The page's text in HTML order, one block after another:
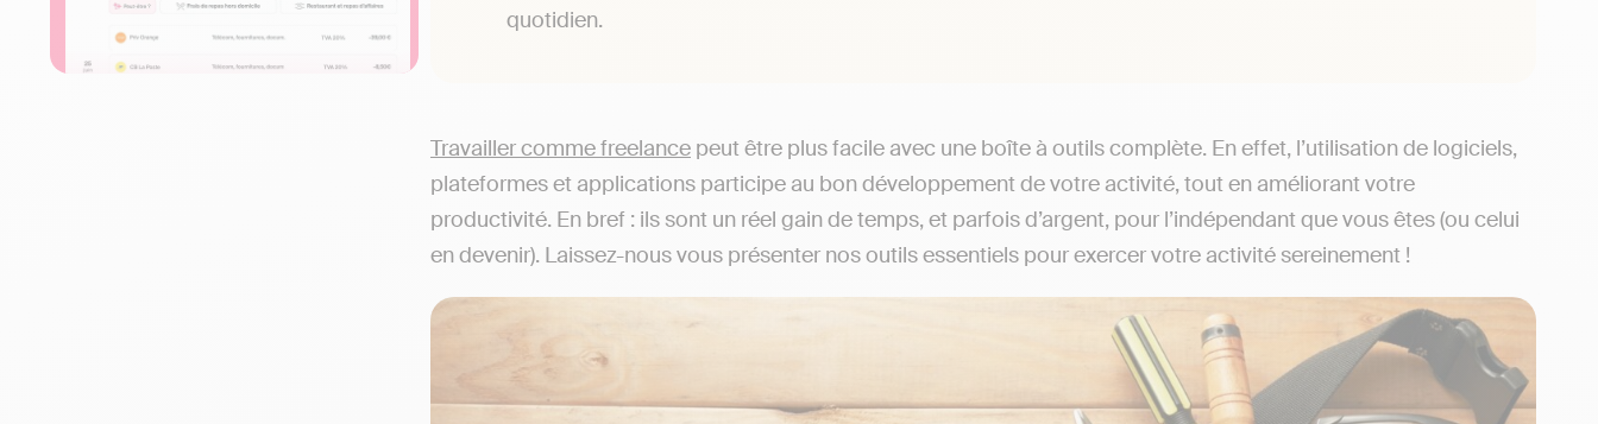
quotidien.
Travailler comme freelance peut être plus facile avec une boîte à outils complète. En effet, l’utilisation de logiciels,
plateformes et applications participe au bon développement de votre activité, tout en améliorant votre
productivité. En bref : ils sont un réel gain de temps, et parfois d’argent, pour l’indépendant que vous êtes (ou celui
en devenir). Laissez-nous vous présenter nos outils essentiels pour exercer votre activité sereinement !